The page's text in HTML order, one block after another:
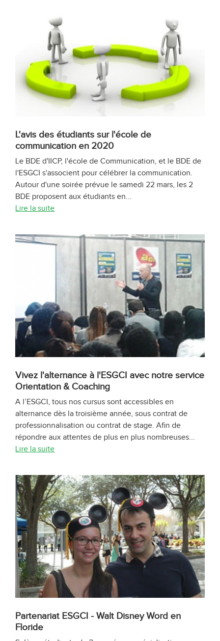
L'avis des étudiants sur l'école de
communication en 2020
Le BDE d'IICP, l'école de Communication, et le BDE de
l'ESGCI s'associent pour célébrer la communication.
Autour d'une soirée prévue le samedi 22 mars, les 2
BDE proposent aux étudiants en...
Lire la suite
Vivez l'alternance à l'ESGCI avec notre service
Orientation & Coaching
A l’ESGCI, tous nos cursus sont accessibles en
alternance dès la troisième année, sous contrat de
professionnalisation ou contrat de stage. Afin de
répondre aux attentes de plus en plus nombreuses...
Lire la suite
Partenariat ESGCI - Walt Disney Word en
Floride